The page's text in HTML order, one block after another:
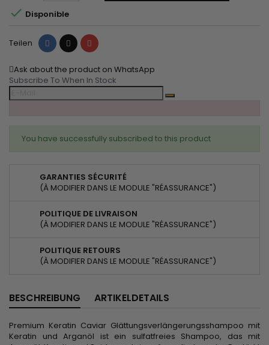
 Disponible
Teilen Teilen Tweet Pinterest
Ask about the product on WhatsApp
Subscribe To When In Stock
You have successfully subscribed to this product
GARANTIES SÉCURITÉ
(À MODIFIER DANS LE MODULE "RÉASSURANCE")
POLITIQUE DE LIVRAISON
(À MODIFIER DANS LE MODULE "RÉASSURANCE")
POLITIQUE RETOURS
(À MODIFIER DANS LE MODULE "RÉASSURANCE")
BESCHREIBUNG ARTIKELDETAILS
Premium Keratin Caviar Glättungsverlängerungsshampoo mit
Keratin und Arganöl ist ein sulfatfreies Shampoo, das mit